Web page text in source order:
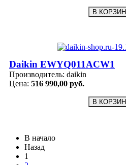
Daikin EWYQ011ACW1
Производитель: daikin
Цена: 516 990,00 руб.
В начало
Назад
1